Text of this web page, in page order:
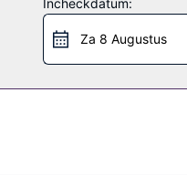
het café van dit hotel
van 06.30 uur tot
Incheckdatum:
Za 8 Augustus